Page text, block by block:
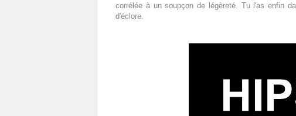
corrélée à un soupçon de légèreté. Tu l'as enfin
d'éclore.